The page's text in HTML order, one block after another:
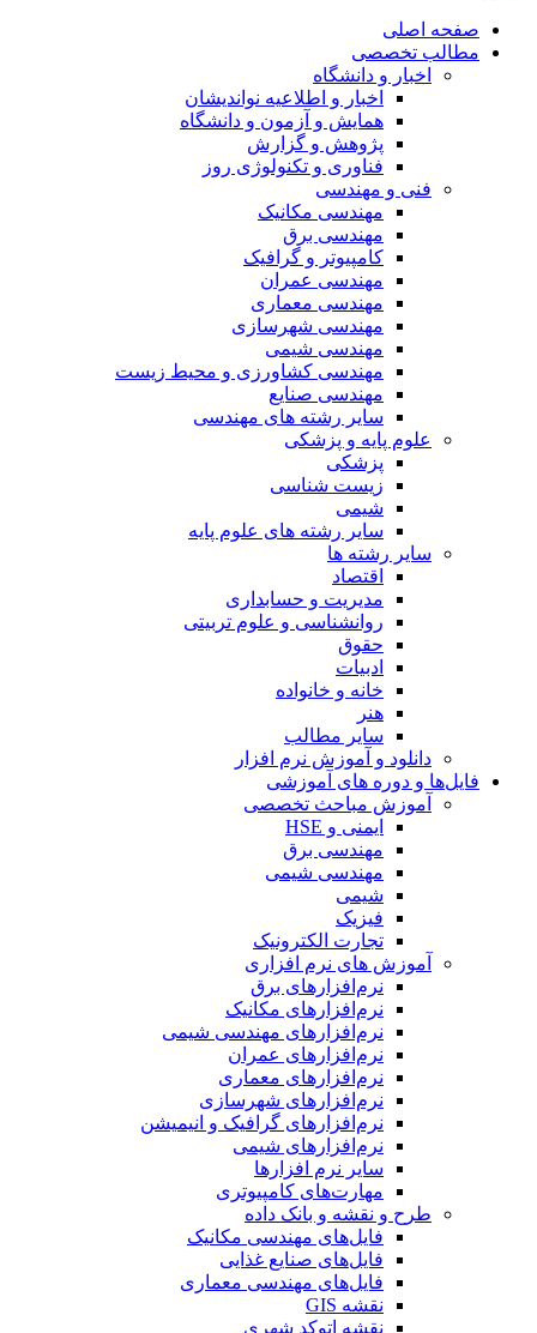
صفحه اصلی
مطالب تخصصی
اخبار و دانشگاه
اخبار و اطلاعیه نواندیشان
همایش و آزمون و دانشگاه
پژوهش و گزارش
فناوری و تکنولوژی روز
فنی و مهندسی
مهندسی مکانیک
مهندسی برق
کامپیوتر و گرافیک
مهندسی عمران
مهندسی معماری
مهندسی شهرسازی
مهندسی شیمی
مهندسی کشاورزی و محیط زیست
مهندسی صنایع
سایر رشته های مهندسی
علوم پایه و پزشکی
پزشکی
زیست شناسی
شیمی
سایر رشته های علوم پایه
سایر رشته ها
اقتصاد
مدیریت و حسابداری
روانشناسی و علوم تربیتی
حقوق
ادبیات
خانه و خانواده
هنر
سایر مطالب
دانلود و آموزش نرم افزار
فایل‌ها و دوره های آموزشی
آموزش مباحث تخصصی
ایمنی و HSE
مهندسی برق
مهندسی شیمی
شیمی
فیزیک
تجارت الکترونیک
آموزش های نرم افزاری
نرم‌افزارهای برق
نرم‌افزارهای مکانیک
نرم‌افزارهای مهندسی شیمی
نرم‌افزارهای عمران
نرم‌افزارهای معماری
نرم‌افزارهای شهرسازی
نرم‌افزارهای گرافیک و انیمیشن
نرم‌افزارهای شیمی
سایر نرم افزارها
مهارت‌های کامپیوتری
طرح و نقشه و بانک داده
فایل‌های مهندسی مکانیک
فایل‌های صنایع غذایی
فایل‌های مهندسی معماری
نقشه GIS
نقشه اتوکد شهری